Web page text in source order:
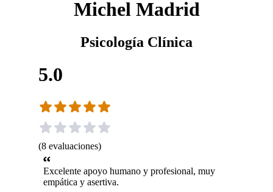
Michel Madrid
Psicología Clínica
5.0
(8 evaluaciones)
Excelente apoyo humano y profesional, muy
empática y asertiva.